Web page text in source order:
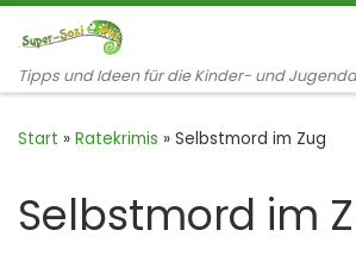
Zum Inhalt springen
Tipps und Ideen für die Kinder- und
Start » Ratekrimis » Selbstmord im Zug
Selbstmord im